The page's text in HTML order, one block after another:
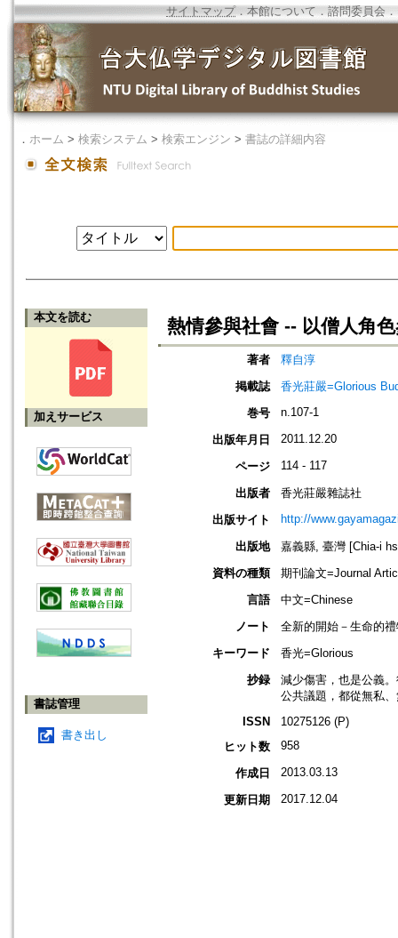
サイトマップ．本館について ． 諮問委員会 ．
． ホーム > 検索システム > 検索エンジン > 書誌の詳細内容
本文を読む
加えサービス
書誌管理
書き出し
熱情參與社會 -- 以僧人角
著者
釋自淳
掲載誌
香光莊嚴=Glorious
巻号
n.107-1
出版年月日 2011.12.20
ページ 114 - 117
出版者
香光莊嚴雜誌社
出版サイト
http://
出版地
嘉義縣, 臺灣 [Chia-i
資料の種類
期刊論文=Journal
言語
中文=Chinese
ノート
全新的開始－生命的
キーワード
香光=Glorious
抄録
減少傷害，也是公義
公共議題，都從無私
ISSN
10275126 (P)
ヒット数
958
作成日 2013.03.13
更新日期 2017.12.04